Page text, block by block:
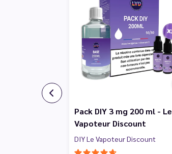
Pack DIY 3 mg 200 ml - Le
Vapoteur Discount
DIY Le Vapoteur Discount